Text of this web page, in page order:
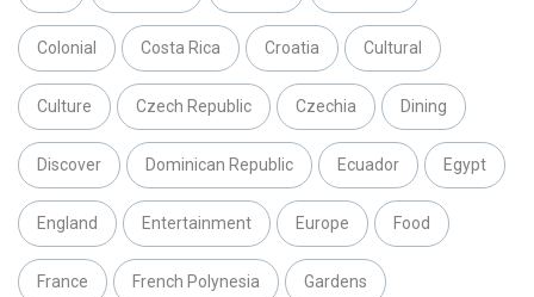
Colonial Costa Rica Croatia Cultural
Culture Czech Republic Czechia Dining
Discover Dominican Republic Ecuador Egypt
England Entertainment Europe Food
France French Polynesia Gardens